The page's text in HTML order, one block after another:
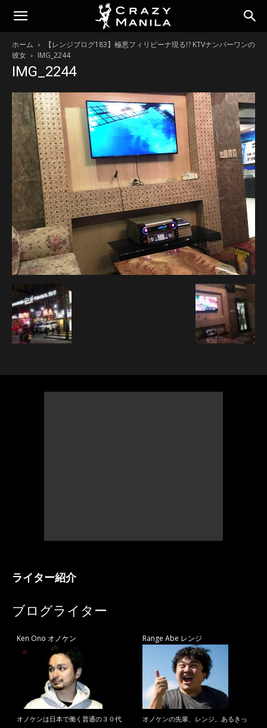
ホーム
【レンジブログ183】極悪フィリピーナ現る!? KTVナンバーワンの
彼女
IMG_2244
IMG_2244
ライター紹介
ブログライター
Ken Ono オノケン
オノケンは日本で働く普通の３０代
Range Abe レンジ
オノケンの先輩、レンジ。あるきっ